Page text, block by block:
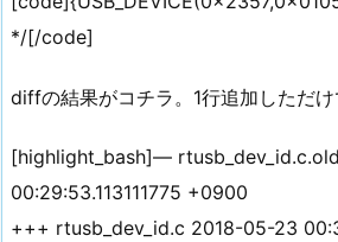
*/[/code]
diffの結果がコチラ。1行追加しただ
[highlight_bash]—
00:29:53.113111775 +0900
+++ rtusb_dev_id.c 2018-05-23